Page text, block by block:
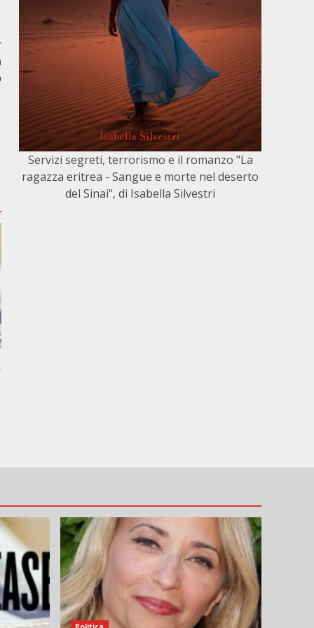
Servizi segreti, terrorismo e il romanzo "La
ragazza eritrea - Sangue e morte nel deserto
del Sinai", di Isabella Silvestri